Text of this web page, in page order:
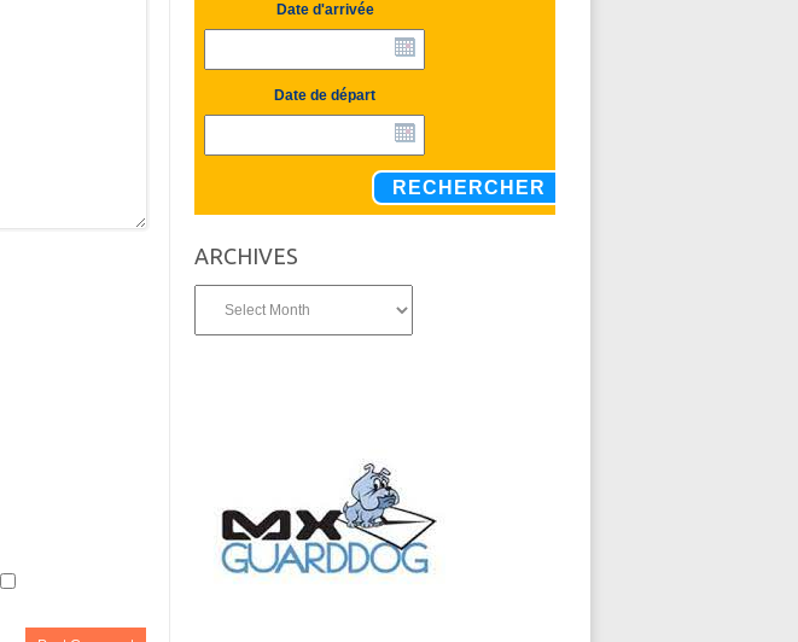
Date d'arrivée
Date de départ
RECHERCHER
ARCHIVES